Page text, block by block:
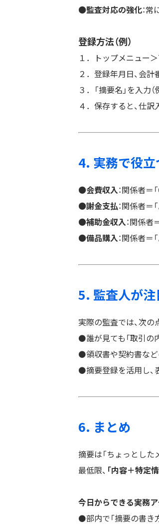
⚫️監査対応の強化：
登録方法（例）
１．トップメニュー
２．登録年月日、会
３．「摘要名」を入力（
４．保存すると、仕
4. 実務で役立
⚫️会費収入：関係者＝
⚫️謝金支払：関係者
⚫️補助金収入：関係者
⚫️備品購入：関係者＝
5. 監査人が
実際の監査では、次の
⚫️誰が見ても「取引の
⚫️領収書や契約書な
⚫️摘要登録を活用し
6. まとめ
摘要は「ちょっとした
最低限、 「内容＋特定情
今日からできる実務
⚫️部内で「摘要の書き